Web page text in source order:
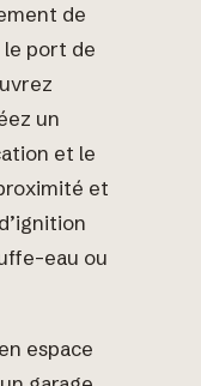
de
port de
un
et le
et
eau ou
espace